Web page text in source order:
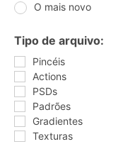
O mais novo
Tipo de arquivo:
Pincéis
Actions
PSDs
Padrões
Gradientes
Texturas